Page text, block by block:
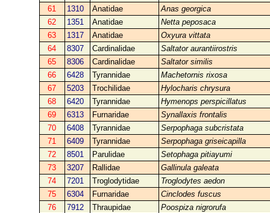
61
1310 Anatidae
Anas georgica
62
1351 Anatidae
Netta peposaca
63
1317 Anatidae
Oxyura vittata
64
8307 Cardinalidae
Saltator aurantiirostris
65
8306 Cardinalidae
Saltator similis
66
6428 Tyrannidae
Machetornis rixosa
67
5203 Trochilidae
Hylocharis chrysura
68
6420 Tyrannidae
Hymenops perspicillatus
69
6313 Furnaridae
Synallaxis frontalis
70
6408 Tyrannidae
Serpophaga subcristata
71
6409 Tyrannidae
Serpophaga griseicapilla
72
8501 Parulidae
Setophaga pitiayumi
73
3207 Rallidae
Gallinula galeata
74
7201 Troglodytidae
Troglodytes aedon
75
6304 Furnaridae
Cinclodes fuscus
76
7912 Thraupidae
Poospiza nigrorufa